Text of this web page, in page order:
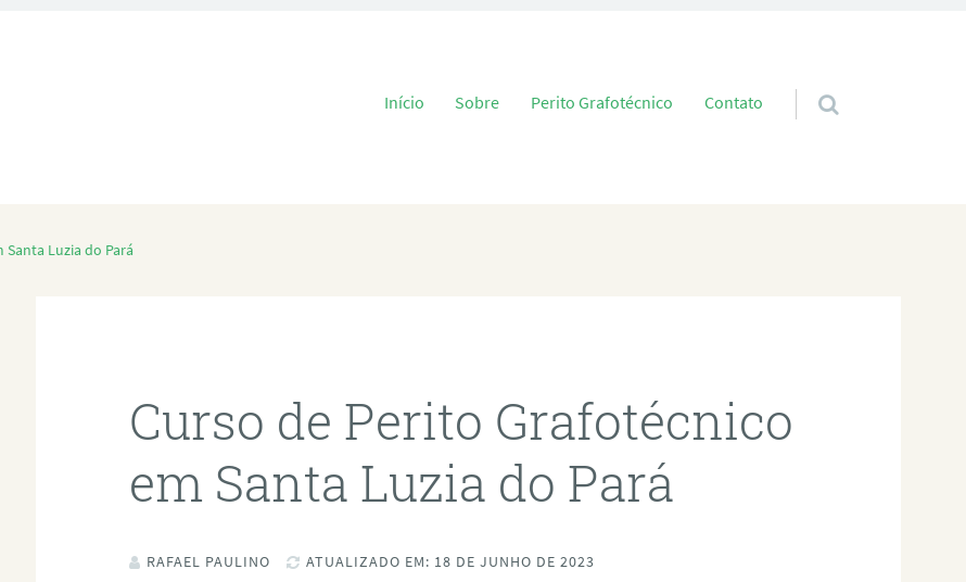
Pular para o conteúdo
Início Sobre Perito Grafotécnico Contato
Luzia do Pará
Curso de Perito Grafotécnico
em Santa Luzia do Pará
RAFAEL PAULINO
ATUALIZADO EM: 18 DE JUNHO DE 2023